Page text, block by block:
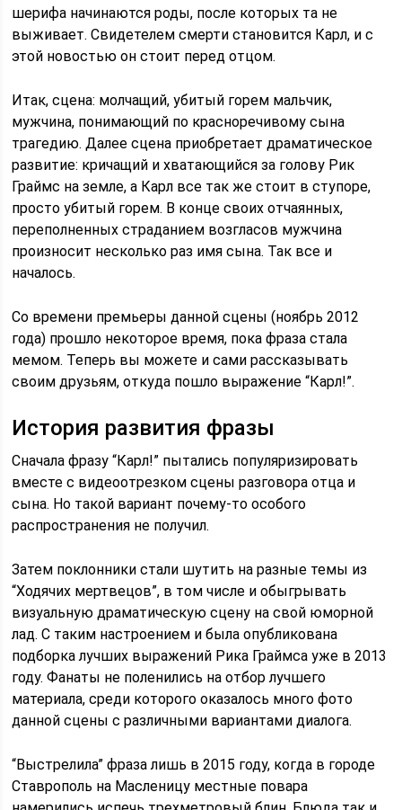
шерифа начинаются роды, после которых та не
выживает. Свидетелем смерти становится Карл, и с
этой новостью он стоит перед отцом.
Итак, сцена: молчащий, убитый горем мальчик,
мужчина, понимающий по красноречивому сына
трагедию. Далее сцена приобретает драматическое
развитие: кричащий и хватающийся за голову Рик
Граймс на земле, а Карл все так же стоит в ступоре,
просто убитый горем. В конце своих отчаянных,
переполненных страданием возгласов мужчина
произносит несколько раз имя сына. Так все и
началось.
Со времени премьеры данной сцены (ноябрь 2012
года) прошло некоторое время, пока фраза стала
мемом. Теперь вы можете и сами рассказывать
своим друзьям, откуда пошло выражение “Карл!”.
История развития фразы
Сначала фразу “Карл!” пытались популяризировать
вместе с видеоотрезком сцены разговора отца и
сына. Но такой вариант почему-то особого
распространения не получил.
Затем поклонники стали шутить на разные темы из
“Ходячих мертвецов”, в том числе и обыгрывать
визуальную драматическую сцену на свой юморной
лад. С таким настроением и была опубликована
подборка лучших выражений Рика Граймса уже в 2013
году. Фанаты не поленились на отбор лучшего
материала, среди которого оказалось много фото
данной сцены с различными вариантами диалога.
“Выстрелила” фраза лишь в 2015 году, когда в городе
Ставрополь на Масленицу местные повара